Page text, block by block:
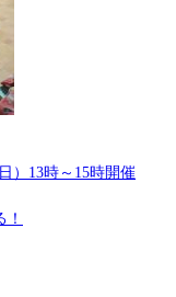
）13時～15時開催